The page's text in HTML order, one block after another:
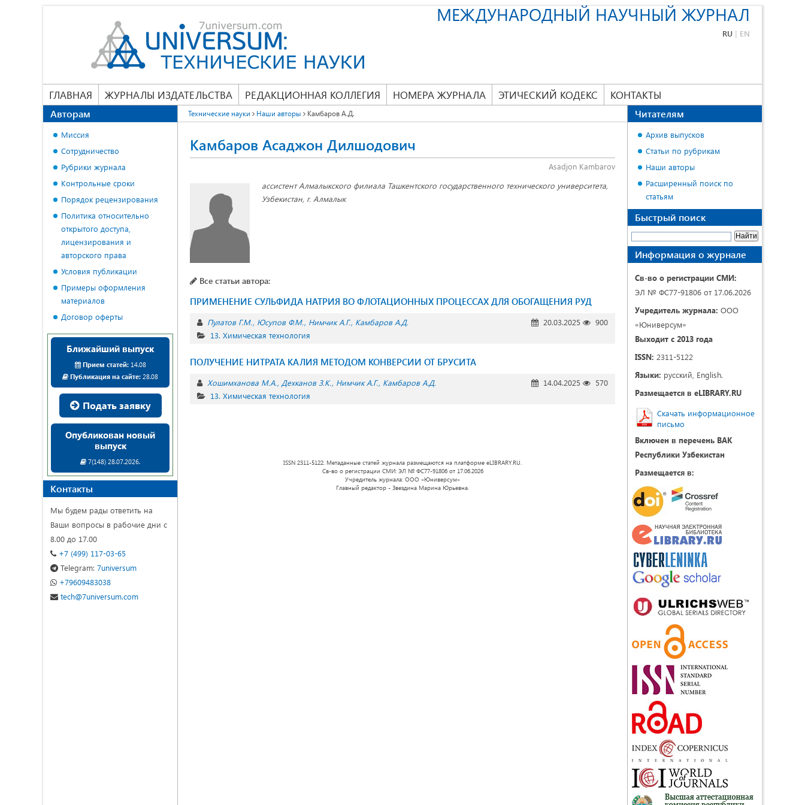
МЕЖДУНАРОДНЫЙ НАУЧНЫЙ ЖУРНАЛ
RU | EN
ГЛАВНАЯ ЖУРНАЛЫ ИЗДАТЕЛЬСТВА РЕДАКЦИОННАЯ КОЛЛЕГИЯ НОМЕРА ЖУРНАЛА ЭТИЧЕСКИЙ КОДЕКС КОНТАКТЫ
Технические науки Наши авторы Камбаров А.Д.
Камбаров Асаджон Дилшодович
Asadjon Kambarov
ассистент Алмалыкского филиала Ташкентского государственного технического университета,
Узбекистан, г. Алмалык
Все статьи автора:
ПРИМЕНЕНИЕ СУЛЬФИДА НАТРИЯ ВО ФЛОТАЦИОННЫХ ПРОЦЕССАХ ДЛЯ ОБОГАЩЕНИЯ РУД
Пулатов Г.М. Юсупов Ф.М. Нимчик А.Г. Камбаров А.Д. 20.03.2025
900
13. Химическая технология
ПОЛУЧЕНИЕ НИТРАТА КАЛИЯ МЕТОДОМ КОНВЕРСИИ ОТ БРУСИТА
Хошимханова М.А. Дехканов З.К. Нимчик А.Г. Камбаров А.Д. 14.04.2025
570
13. Химическая технология
ISSN 2311-5122. Метаданные статей журнала размещаются на платформе eLIBRARY.RU.
Св-во о регистрации СМИ: ЭЛ № ФС77-91806 от 17.06.2026
Учредитель журнала: ООО «Юниверсум»
Главный редактор - Звездина Марина Юрьевна.
Авторам
Миссия
Сотрудничество
Рубрики журнала
Контрольные сроки
Порядок рецензирования
Политика относительно
открытого доступа,
лицензирования и
авторского права
Условия публикации
Примеры оформления
материалов
Договор оферты
Ближайший выпуск
Прием статей:14.08
Публикация на сайте: 28.08
Подать заявку
Опубликован новый
выпуск
7(148) 28.07.2026.
Контакты
Мы будем рады ответить на
Ваши вопросы в рабочие дни с
8.00 до 17.00
+7 (499) 117-03-65
Telegram: 7universum
+79609483038
tech@7universum.com
Читателям
Архив выпусков
Статьи по рубрикам
Наши авторы
Расширенный поиск по
статьям
Быстрый поиск
Информация о журнале
Св-во о регистрации СМИ:
ЭЛ № ФС77-91806 от 17.06.2026
Учредитель журнала: ООО
«Юниверсум»
Выходит с 2013 года
ISSN: 2311-5122
Языки: русский, English.
Размещается в eLIBRARY.RU
Скачать информационное
письмо
Включен в перечень ВАК
Республики Узбекистан
Размещается в: